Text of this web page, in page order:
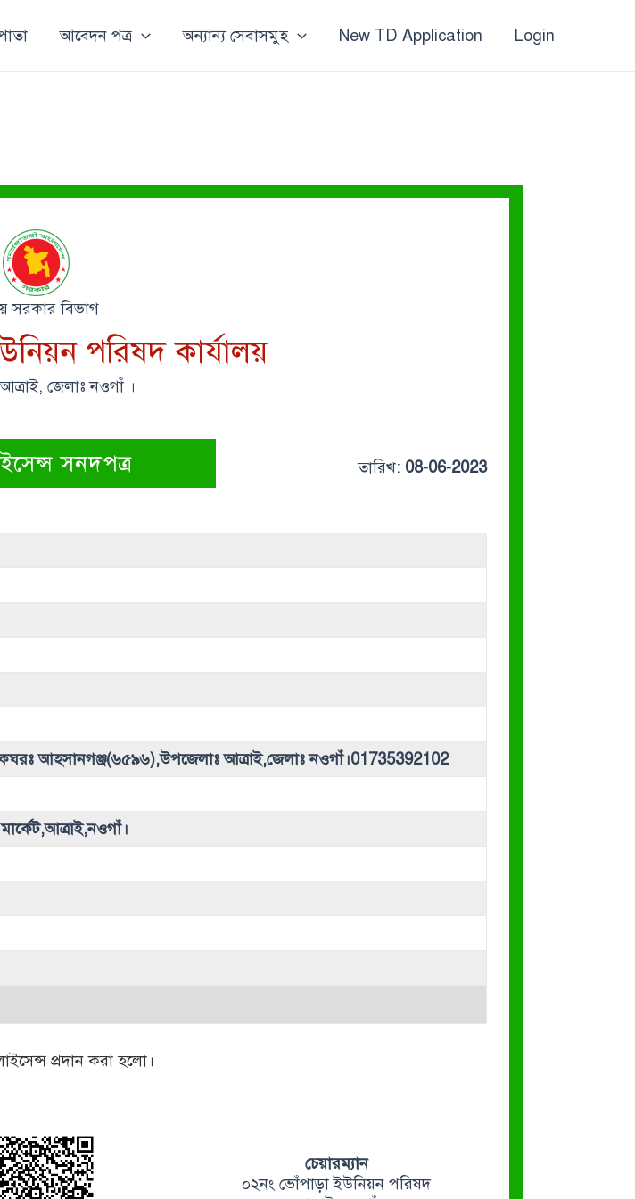
আবেদন পত্র অন্যান্য সেবাসমুহ New TD Application Login
সরকার বিভাগ
পরিষদ কার্যালয়
জেলাঃ নওগাঁ ।
সনদপত্র তারিখ: 08-06-2023
আহসানগঞ্জ(৬৫৯৬),উপজেলাঃ আত্রাই,জেলাঃ নওগাঁ।01735392102
প্রদান করা হলো।
চেয়ারম্যান
০২নং ভোঁপাড়া ইউনিয়ন পরিষদ